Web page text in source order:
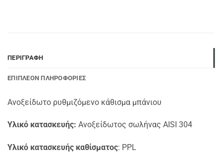
ΠΕΡΙΓΡΑΦΉ
ΕΠΙΠΛΈΟΝ ΠΛΗΡΟΦΟΡΊΕΣ
Ανοξείδωτο ρυθμιζόμενο κάθισμα μπάνιου
Υλικό κατασκευής: Ανοξείδωτος σωλήνας AISI 304
Υλικό κατασκευής καθίσματος: PPL